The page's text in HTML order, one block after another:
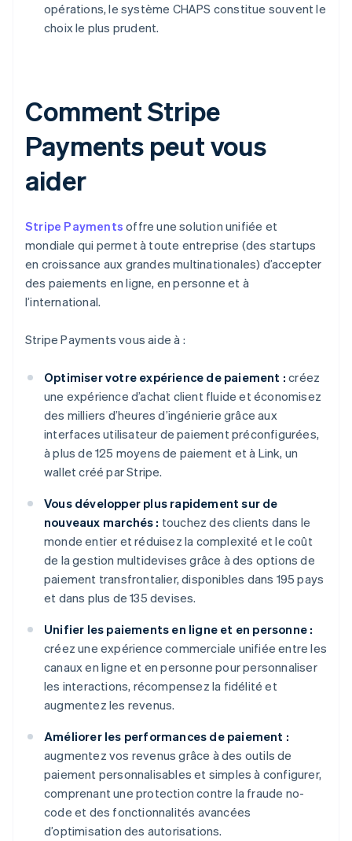
opérations, le système CHAPS constitue souvent le
choix le plus prudent.
Comment Stripe
Payments peut vous
aider
Stripe Payments offre une solution unifiée et
mondiale qui permet à toute entreprise (des startups
en croissance aux grandes multinationales) d’accepter
des paiements en ligne, en personne et à
l’international.
Stripe Payments vous aide à :
Optimiser votre expérience de paiement : créez
une expérience d’achat client fluide et économisez
des milliers d’heures d’ingénierie grâce aux
interfaces utilisateur de paiement préconfigurées,
à plus de 125 moyens de paiement et à Link, un
wallet créé par Stripe.
Vous développer plus rapidement sur de
nouveaux marchés : touchez des clients dans le
monde entier et réduisez la complexité et le coût
de la gestion multidevises grâce à des options de
paiement transfrontalier, disponibles dans 195 pays
et dans plus de 135 devises.
Unifier les paiements en ligne et en personne :
créez une expérience commerciale unifiée entre les
canaux en ligne et en personne pour personnaliser
les interactions, récompensez la fidélité et
augmentez les revenus.
Améliorer les performances de paiement :
augmentez vos revenus grâce à des outils de
paiement personnalisables et simples à configurer,
comprenant une protection contre la fraude no-
code et des fonctionnalités avancées
d’optimisation des autorisations.